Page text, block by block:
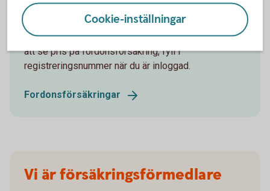
I samarbete med Tre Kronor erbjuder vi
fordonsförsäkringar för företagets fordon. Det finns
flera olika fordonsförsäkringar att välja mellan. För
att se pris på fordonsförsäkring, fyll i
registreringsnummer när du är inloggad.
Fordonsförsäkringar
Vi är försäkringsförmedlare
Cookie-inställningar